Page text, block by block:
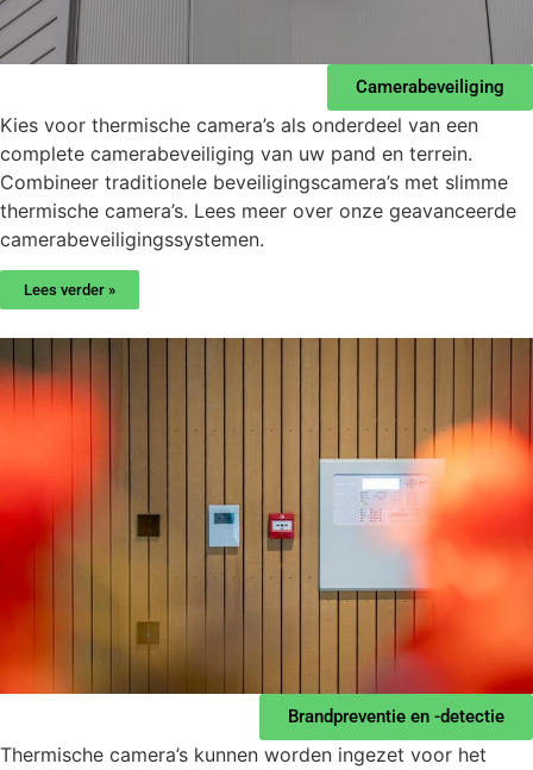
Camerabeveiliging
Kies voor thermische camera’s als onderdeel van een
complete camerabeveiliging van uw pand en terrein.
Combineer traditionele beveiligingscamera’s met slimme
thermische camera’s. Lees meer over onze geavanceerde
camerabeveiligingssystemen.
Lees verder »
Brandpreventie en -detectie
Thermische camera’s kunnen worden ingezet voor het